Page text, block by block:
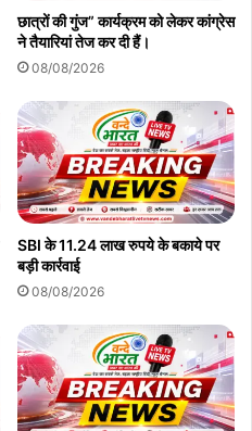
छात्रों की गुंज” कार्यक्रम को लेकर कांग्रेस
ने तैयारियां तेज कर दी हैं।
08/08/2026
SBI के 11.24 लाख रुपये के बकाये पर
बड़ी कार्रवाई
08/08/2026